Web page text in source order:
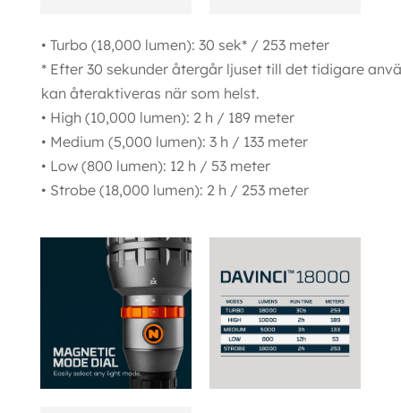
• Turbo (18,000 lumen): 30 sek* / 253 meter
* Efter 30 sekunder återgår ljuset till det tidigare
kan återaktiveras när som helst.
• High (10,000 lumen): 2 h / 189 meter
• Medium (5,000 lumen): 3 h / 133 meter
• Low (800 lumen): 12 h / 53 meter
• Strobe (18,000 lumen): 2 h / 253 meter